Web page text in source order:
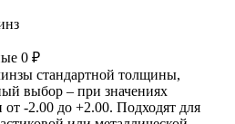
0 ₽
стандартной толщины,
выбор – при значениях
от -2.00 до +2.00. Подходят для